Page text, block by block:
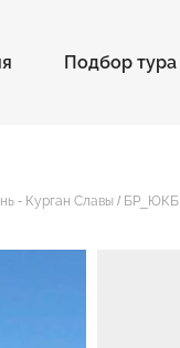
Подбор тура
- Курган Славы / БР_ЮКБ